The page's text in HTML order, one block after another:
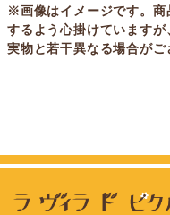
※画像はイメージです。商
するよう心掛けています
実物と若干異なる場合がご